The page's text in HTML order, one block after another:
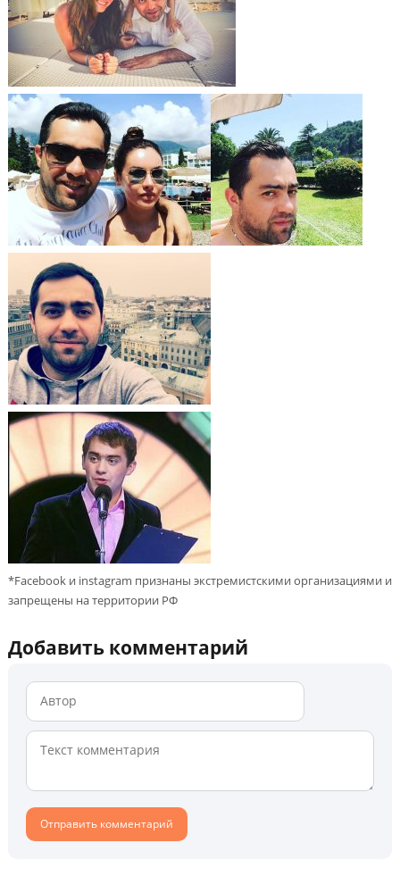
*Facebook и instagram признаны экстремистскими организациями и
запрещены на территории РФ
Добавить комментарий